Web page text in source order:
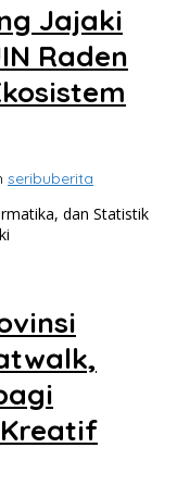
Jajaki
Raden
seribuberita
dan Statistik